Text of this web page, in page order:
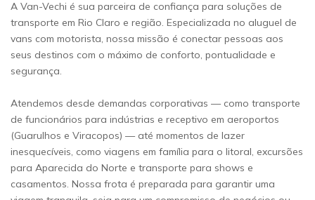
A Van-Vechi é sua parceira de confiança para soluções de
transporte em Rio Claro e região. Especializada no aluguel de
vans com motorista, nossa missão é conectar pessoas aos
seus destinos com o máximo de conforto, pontualidade e
segurança.
Atendemos desde demandas corporativas — como transporte
de funcionários para indústrias e receptivo em aeroportos
(Guarulhos e Viracopos) — até momentos de lazer
inesquecíveis, como viagens em família para o litoral, excursões
para Aparecida do Norte e transporte para shows e
casamentos. Nossa frota é preparada para garantir uma